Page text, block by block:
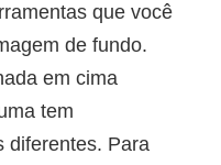
que você
de fundo.
em cima
tem
diferentes. Para